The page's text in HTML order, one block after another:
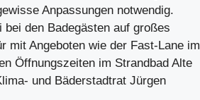
Anpassungen notwendig.
den Badegästen auf großes
mit Angeboten wie der Fast-Lane im
Öffnungszeiten im Strandbad Alte
und Bäderstadtrat Jürgen